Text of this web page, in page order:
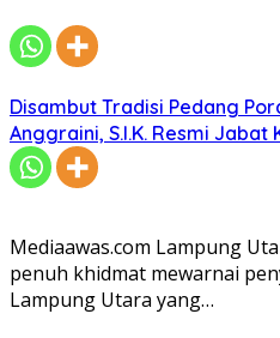
Disambut Tradisi Pedang
Anggraini, S.I.K. Resmi
Mediaawas.com Lampung
penuh khidmat mewarnai
Lampung Utara yang…